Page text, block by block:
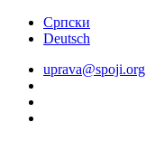
СкочитеСрпски
Deutsch
uprava@spoji.org